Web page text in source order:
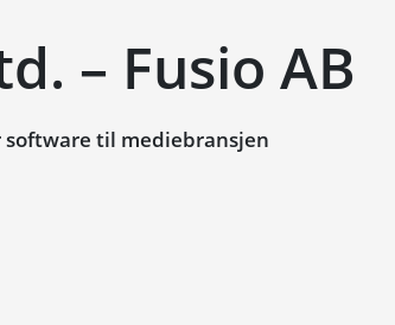
– Fusio AB
til mediebransjen